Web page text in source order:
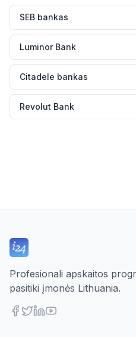
SEB bankas
Luminor Bank
Citadele bankas
Revolut Bank
Profesionali apskaitos
pasitiki įmonės Lithuania.